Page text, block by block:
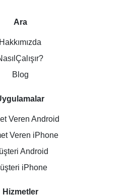
Ara
Hakkımızda
Blog
Veren Android
Veren iPhone
Android
iPhone
Hizmetler